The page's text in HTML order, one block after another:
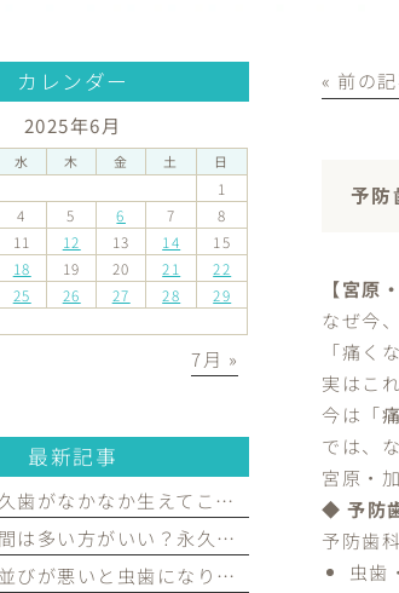
« 前の
予防
【宮原
なぜ今
「痛
実はこ
今は「
では、
宮原・
◆ 予防
予防歯
虫歯
カレンダー
2025年6月
水 木 金 土 日
1
4 5 6 7
8
11 12 13 14
15
18 19 20 21
22
25 26 27 28
29
7月 »
最新記事
子どもの永久歯がなかなか生えてこない…受診した方がよいケースを歯科医が解説｜宮原・さいたま市北区の歯医者
乳歯のすき間は多い方がいい？永久歯がきれいに並ぶために必要な理由を歯科医が解説｜宮原・さいたま市北区の歯医者
子どもの歯並びが悪いと虫歯になりやすい？歯並びとお口の健康の関係を歯科医が解説｜宮原・さいたま市北区の歯医者